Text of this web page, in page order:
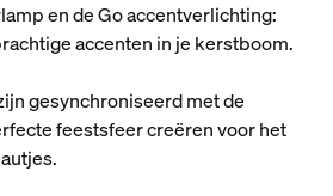
en de Go accentverlichting:
accenten in je kerstboom.
gesynchroniseerd met de
feestsfeer creëren voor het